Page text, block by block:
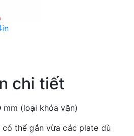
chi tiết
(loại khóa vặn)
thể gắn vừa các plate dù